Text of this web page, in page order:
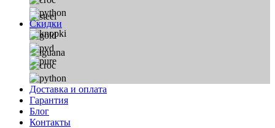
Скидки
Доставка и оплата
Гарантия
Блог
Контакты